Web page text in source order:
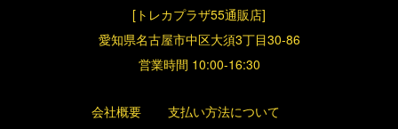
[トレカプラザ55通販店]
愛知県名古屋市中区大須3丁目30-86
営業時間 10:00-16:30
会社概要
支払い方法について